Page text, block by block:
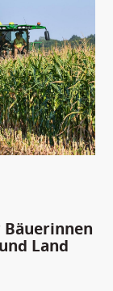
Bäuerinnen
Land